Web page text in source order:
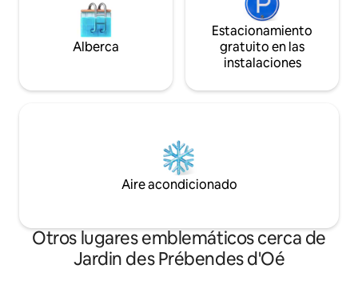
Alberca
Estacionamiento
gratuito en las
instalaciones
Aire acondicionado
Otros lugares emblemáticos cerca de
Jardin des Prébendes d'Oé